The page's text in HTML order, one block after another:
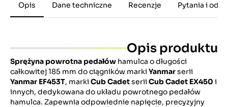
Opis Dane techniczne Recenzje Pytania i
Opis produktu
Sprężyna powrotna pedałów hamulca o długości
całkowitej 185 mm do ciągników marki Yanmarserii
Yanmar EF453T, marki Cub Cadetserii Cub Cadet EX450 i
innych, dedykowana do układu powrotnego pedałów
hamulca. Zapewnia odpowiednie napięcie, precyzyjny